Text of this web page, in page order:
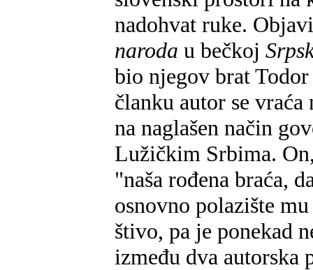
nadohvat ruke.
naroda u bečkoj
bio njegov brat
članku autor se
na naglašen način
Lužičkim Srbima.
"naša rođena braća,
osnovno polazište
štivo, pa je ponekad
između dva autorska